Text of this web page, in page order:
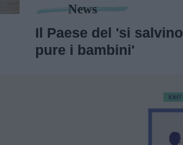
News
Il Paese del 'si
pure i bambini'